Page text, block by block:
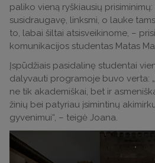
paliko vieną ryškiausių prisiminimų:
susidraugavę, linksmi, o lauke
to, labai šiltai atsisveikinome, –
komunikacijos studentas Matas
Įspūdžiais pasidalinę studentai
dalyvauti programoje buvo verta:
ne tik akademiškai, bet ir
žinių bei patyriau įsimintinų
gyvenimui“, – teigė Joana.